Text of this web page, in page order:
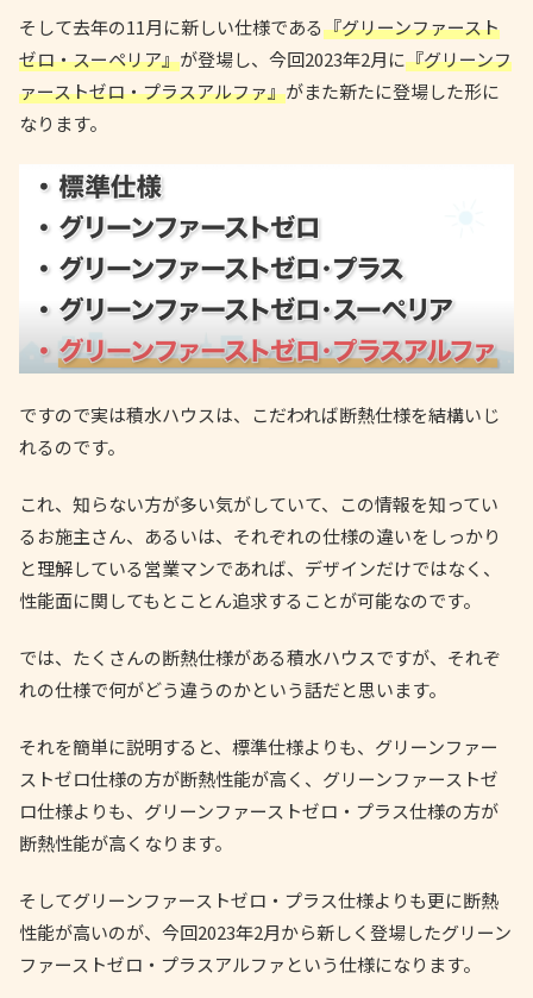
そして去年の11月に新しい仕様である『グリーンファースト
ゼロ・スーペリア』が登場し、今回2023年2月に『グリーンフ
ァーストゼロ・プラスアルファ』がまた新たに登場した形に
なります。
ですので実は積水ハウスは、こだわれば断熱仕様を結構いじ
れるのです。
これ、知らない方が多い気がしていて、この情報を知ってい
るお施主さん、あるいは、それぞれの仕様の違いをしっかり
と理解している営業マンであれば、デザインだけではなく、
性能面に関してもとことん追求することが可能なのです。
では、たくさんの断熱仕様がある積水ハウスですが、それぞ
れの仕様で何がどう違うのかという話だと思います。
それを簡単に説明すると、標準仕様よりも、グリーンファー
ストゼロ仕様の方が断熱性能が高く、グリーンファーストゼ
ロ仕様よりも、グリーンファーストゼロ・プラス仕様の方が
断熱性能が高くなります。
そしてグリーンファーストゼロ・プラス仕様よりも更に断熱
性能が高いのが、今回2023年2月から新しく登場したグリーン
ファーストゼロ・プラスアルファという仕様になります。